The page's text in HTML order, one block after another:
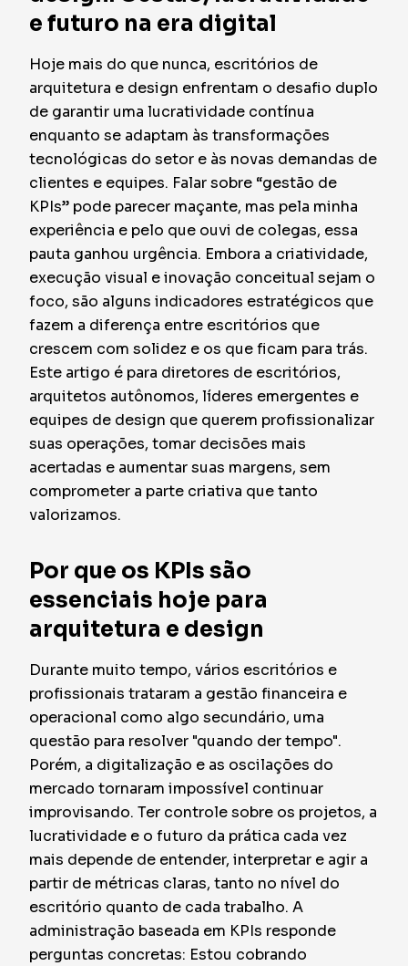
e futuro na era digital
Hoje mais do que nunca, escritórios de
arquitetura e design enfrentam o desafio duplo
de garantir uma lucratividade contínua
enquanto se adaptam às transformações
tecnológicas do setor e às novas demandas de
clientes e equipes. Falar sobre “gestão de
KPIs” pode parecer maçante, mas pela minha
experiência e pelo que ouvi de colegas, essa
pauta ganhou urgência. Embora a criatividade,
execução visual e inovação conceitual sejam o
foco, são alguns indicadores estratégicos que
fazem a diferença entre escritórios que
crescem com solidez e os que ficam para trás.
Este artigo é para diretores de escritórios,
arquitetos autônomos, líderes emergentes e
equipes de design que querem profissionalizar
suas operações, tomar decisões mais
acertadas e aumentar suas margens, sem
comprometer a parte criativa que tanto
valorizamos.
Por que os KPIs são
essenciais hoje para
arquitetura e design
Durante muito tempo, vários escritórios e
profissionais trataram a gestão financeira e
operacional como algo secundário, uma
questão para resolver "quando der tempo".
Porém, a digitalização e as oscilações do
mercado tornaram impossível continuar
improvisando. Ter controle sobre os projetos, a
lucratividade e o futuro da prática cada vez
mais depende de entender, interpretar e agir a
partir de métricas claras, tanto no nível do
escritório quanto de cada trabalho. A
administração baseada em KPIs responde
perguntas concretas: Estou cobrando